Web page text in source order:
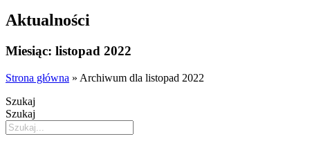
Aktualności
Miesiąc: listopad 2022
Strona główna » Archiwum dla listopad 2022
Szukaj
Szukaj